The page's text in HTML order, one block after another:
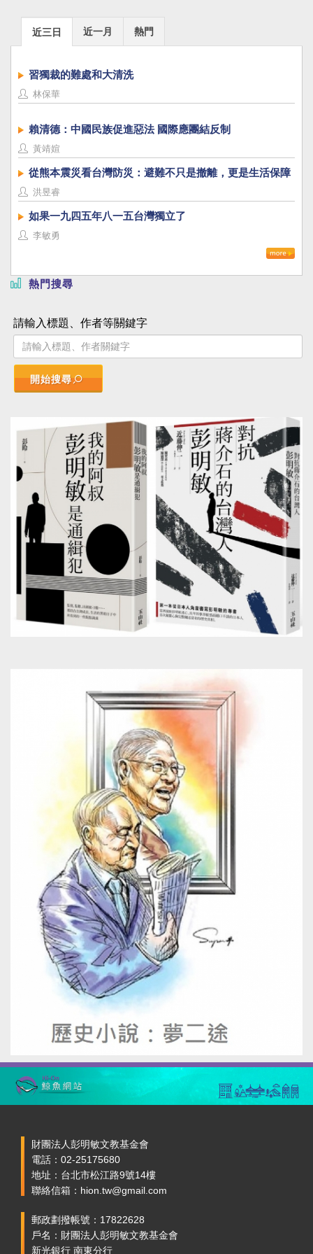
近三日 近一月 熱門
習獨裁的難處和大清洗
林保華
賴清德：中國民族促進惡法 國際應團結反制
黃靖媗
從熊本震災看台灣防災：避難不只是撤離，更是生活保障
洪昱睿
如果一九四五年八一五台灣獨立了
李敏勇
熱門搜尋
請輸入標題、作者等關鍵字
開始搜尋
財團法人彭明敏文教基金會
電話：02-25175680
地址：台北市松江路9號14樓
聯絡信箱：hion.tw@gmail.com
郵政劃撥帳號：17822628
戶名：財團法人彭明敏文教基金會
新光銀行 南東分行